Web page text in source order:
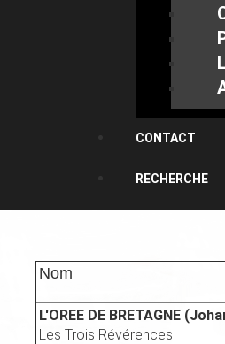
CONTACT
RECHERCHE
Nom
L'OREE DE BRETAGNE
Les Trois Révérences